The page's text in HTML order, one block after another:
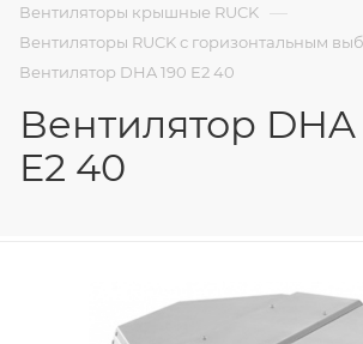
Вентиляторы крышные RUCK —
Вентиляторы RUCK с горизонтальным
Вентилятор DHA 190 E2 40
Вентилятор DHA
E2 40